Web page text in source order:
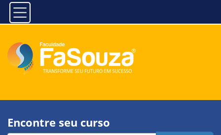
Encontre seu curso